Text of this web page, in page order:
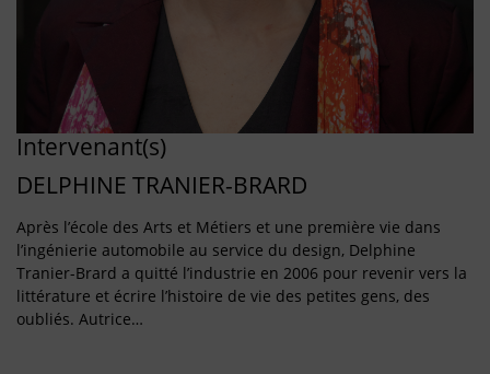
Intervenant(s)
DELPHINE TRANIER-BRARD
Après l’école des Arts et Métiers et une première vie dans
l’ingénierie automobile au service du design, Delphine
Tranier-Brard a quitté l’industrie en 2006 pour revenir vers la
littérature et écrire l’histoire de vie des petites gens, des
oubliés. Autrice…